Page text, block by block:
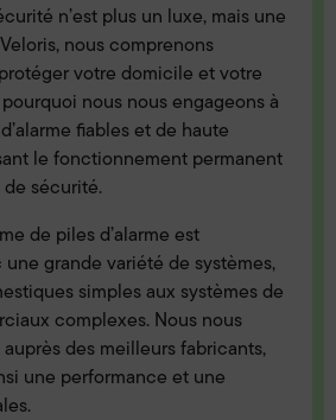
n’est plus un luxe, mais une
nous comprenons
votre domicile et votre
nous nous engageons à
fiables et de haute
le fonctionnement permanent
sécurité.
de piles d’alarme est
grande variété de systèmes,
simples aux systèmes de
complexes. Nous nous
des meilleurs fabricants,
une performance et une